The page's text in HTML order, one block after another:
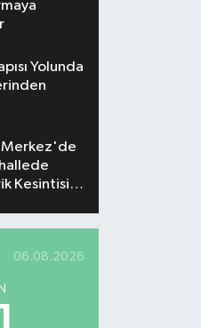
Yolunda
Merkez'de
Kesintisi
06.08.2026